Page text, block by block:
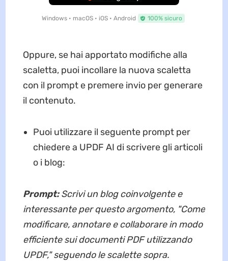
Windows • macOS • iOS • Android 100% sicuro
Oppure, se hai apportato modifiche alla
scaletta, puoi incollare la nuova scaletta
con il prompt e premere invio per generare
il contenuto.
Puoi utilizzare il seguente prompt per
chiedere a UPDF AI di scrivere gli articoli
o i blog:
Prompt:Scrivi un blog coinvolgente e
interessante per questo argomento, "Come
modificare, annotare e collaborare in modo
efficiente sui documenti PDF utilizzando
UPDF," seguendo le scalette sopra.